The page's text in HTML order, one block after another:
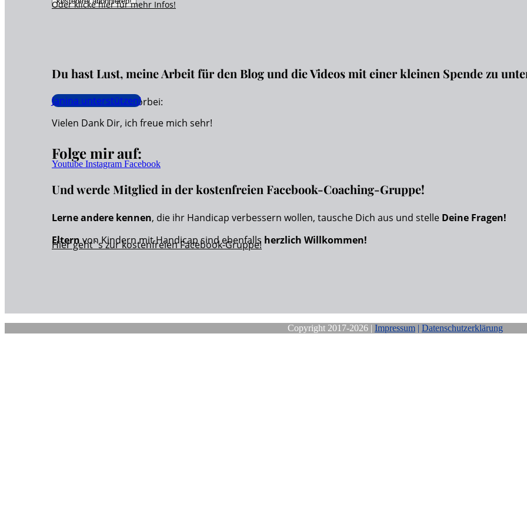
Oder klicke hier fürmehr Infos!
Du hast Lust, meine Arbeit für den Blog und die Videos mit einer kleinen Spende zu
Dann schaue hier vorbei:
Janina unterstützen!
Vielen Dank Dir, ich freue mich sehr!
Folge mir auf:
Youtube Instagram Facebook
Und werde Mitglied in der kostenfreien Facebook-Coaching-Gruppe!
Lerne andere kennen, die ihr Handicap verbessern wollen, tausche Dich aus und stelle Deine Fragen!
Elternvon Kindern mit Handicap sind ebenfalls herzlich Willkommen!
Hier geht`s zur kostenfreien Facebook-Gruppe!
Copyright 2017-2026 | Impressum | Datenschutzerklärung